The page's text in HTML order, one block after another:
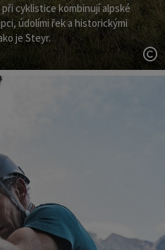
cyklistice kombinují alpské
údolími řek a historickými
je Steyr.